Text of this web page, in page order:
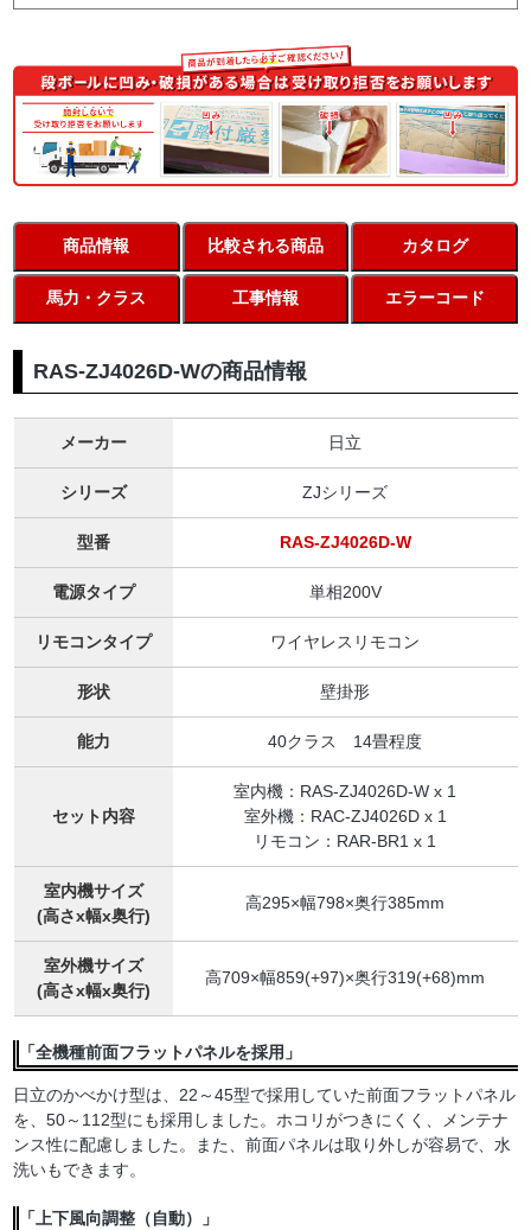
商品情報 比較される商品 カタログ
馬力・クラス 工事情報 エラーコード
RAS-ZJ4026D-Wの商品情報
メーカー 日立
シリーズ ZJシリーズ
型番 RAS-ZJ4026D-W
電源タイプ 単相200V
リモコンタイプ ワイヤレスリモコン
形状 壁掛形
能力 40クラス 14畳程度
セット内容
室内機：RAS-ZJ4026D-W x 1
室外機：RAC-ZJ4026D x 1
リモコン：RAR-BR1 x 1
室内機サイズ
(高さx幅x奥行)
高295×幅798×奥行385mm
室外機サイズ
(高さx幅x奥行)
高709×幅859(+97)×奥行319(+68)mm
「全機種前面フラットパネルを採用」
日立のかべかけ型は、22～45型で採用していた前面フラットパネル
を、50～112型にも採用しました。ホコリがつきにくく、メンテナ
ンス性に配慮しました。また、前面パネルは取り外しが容易で、水
洗いもできます。
「上下風向調整（自動）」